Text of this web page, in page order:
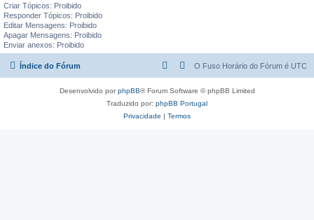
Criar Tópicos: Proibido
Responder Tópicos: Proibido
Editar Mensagens: Proibido
Apagar Mensagens: Proibido
Enviar anexos: Proibido
Índice do Fórum O Fuso Horário do Fórum é UTC
Desenvolvido porphpBB® Forum Software © phpBB Limited
Traduzido por: phpBB Portugal
Privacidade | Termos